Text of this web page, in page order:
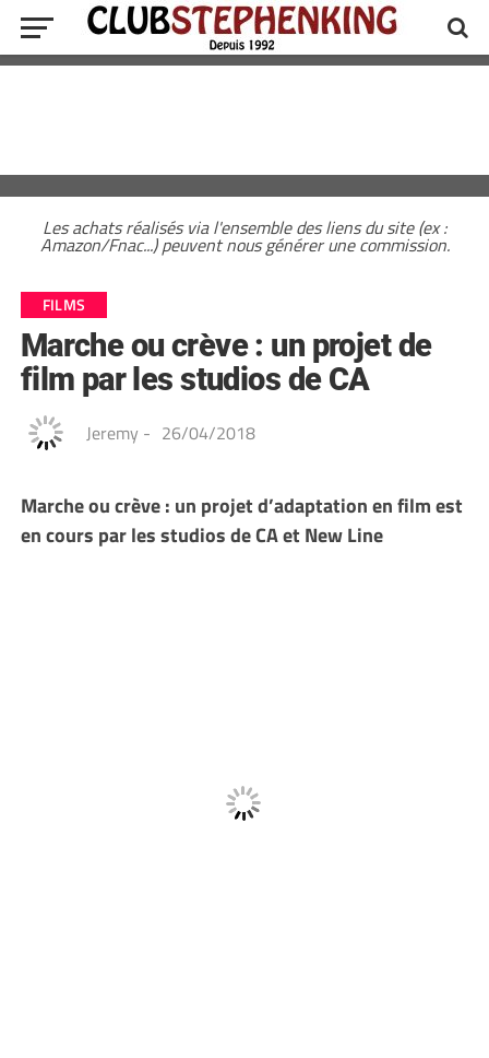
Les achats réalisés via l'ensemble des liens du site (ex :
Amazon/Fnac...) peuvent nous générer une commission.
FILMS
Marche ou crève : un projet de
film par les studios de CA
Jeremy - 26/04/2018
Marche ou crève : un projet d’adaptation en film est
en cours par les studios de CA et New Line